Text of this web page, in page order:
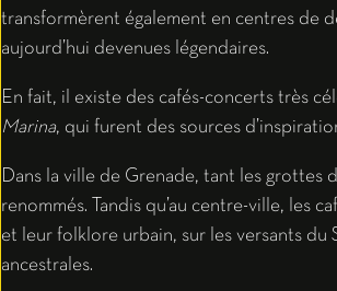
transformèrent également en centres de
aujourd’hui devenues légendaires.
En fait, il existe des cafés-concerts très
Marina, qui furent des sources
Dans la ville de Grenade, tant les grottes
renommés. Tandis qu’au centre-ville, les
et leur folklore urbain, sur les versants du
ancestrales.